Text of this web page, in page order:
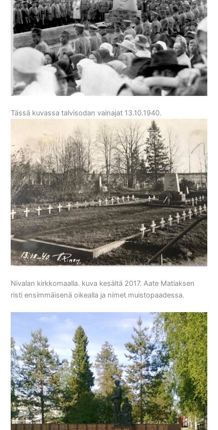
Tässä kuvassa talvisodan vainajat 13.10.1940.
Nivalan kirkkomaalla. kuva kesältä 2017. Aate Matiaksen
risti ensimmäisenä oikealla ja nimet muistopaadessa.